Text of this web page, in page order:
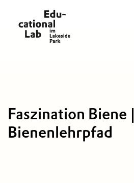
Faszination Biene |
Bienenlehrpfad